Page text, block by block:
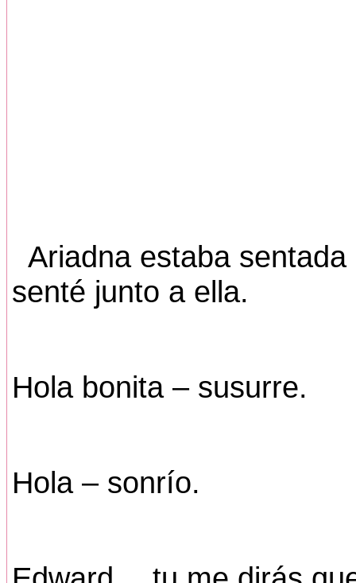
Ariadna estaba
senté junto a ella.
Hola bonita – susurre.
Hola – sonrío.